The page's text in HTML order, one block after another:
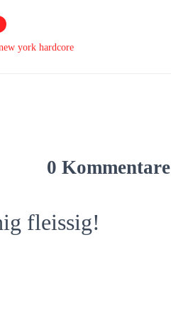
york hardcore
0 Kommentare
fleissig!